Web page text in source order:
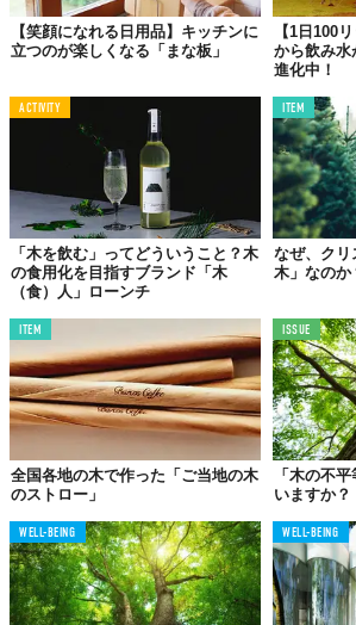
【笑顔になれる日用品】キッチンに
立つのが楽しくなる「まな板」
【1日100
から飲み水
進化中！
ACTIVITY
「木を飲む」ってどういうこと？木
の食用化を目指すブランド「木
（食）人」ローンチ
ITEM
なぜ、クリ
木」なのか
ITEM
全国各地の木で作った「ご当地の木
のストロー」
ISSUE
「木の不
いますか？
WELL-BEING WELL-BEING